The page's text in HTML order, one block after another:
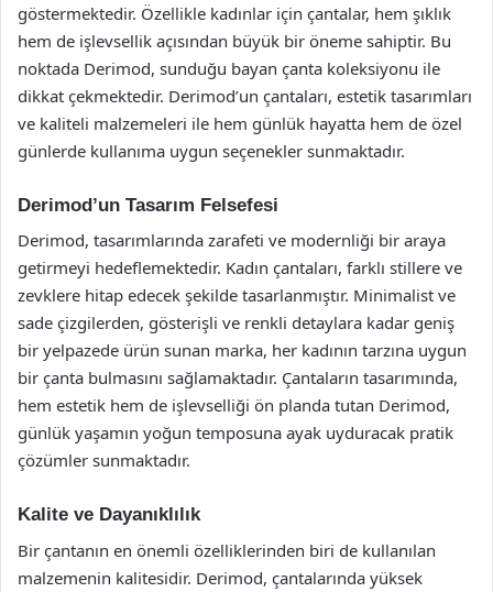
göstermektedir. Özellikle kadınlar için çantalar, hem şıklık
hem de işlevsellik açısından büyük bir öneme sahiptir. Bu
noktada Derimod, sunduğu bayan çanta koleksiyonu ile
dikkat çekmektedir. Derimod’un çantaları, estetik tasarımları
ve kaliteli malzemeleri ile hem günlük hayatta hem de özel
günlerde kullanıma uygun seçenekler sunmaktadır.
Derimod’un Tasarım Felsefesi
Derimod, tasarımlarında zarafeti ve modernliği bir araya
getirmeyi hedeflemektedir. Kadın çantaları, farklı stillere ve
zevklere hitap edecek şekilde tasarlanmıştır. Minimalist ve
sade çizgilerden, gösterişli ve renkli detaylara kadar geniş
bir yelpazede ürün sunan marka, her kadının tarzına uygun
bir çanta bulmasını sağlamaktadır. Çantaların tasarımında,
hem estetik hem de işlevselliği ön planda tutan Derimod,
günlük yaşamın yoğun temposuna ayak uyduracak pratik
çözümler sunmaktadır.
Kalite ve Dayanıklılık
Bir çantanın en önemli özelliklerinden biri de kullanılan
malzemenin kalitesidir. Derimod, çantalarında yüksek